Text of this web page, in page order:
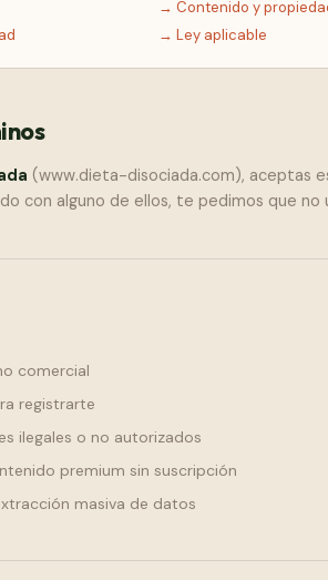
→ Contenido y
→ Ley aplicable
(www.dieta-disociada.com), aceptas
con alguno de ellos, te pedimos que no
comercial
registrarte
ilegales o no autorizados
premium sin suscripción
masiva de datos